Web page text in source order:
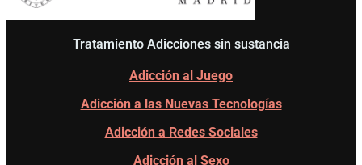
Tratamiento Adicciones sin sustancia
Adicción al Juego
Adicción a las Nuevas Tecnologías
Adicción a Redes Sociales
Adicción al Sexo